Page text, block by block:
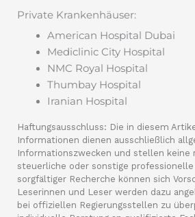
Private Krankenhäuser:
American Hospital Dubai
Mediclinic City Hospital
NMC Royal Hospital
Thumbay Hospital
Iranian Hospital
Haftungsausschluss: Die in diesem
Informationen dienen ausschließlich
Informationszwecken und stellen keine
steuerliche oder sonstige
sorgfältiger Recherche können sich
Leserinnen und Leser werden dazu
bei offiziellen Regierungsstellen zu